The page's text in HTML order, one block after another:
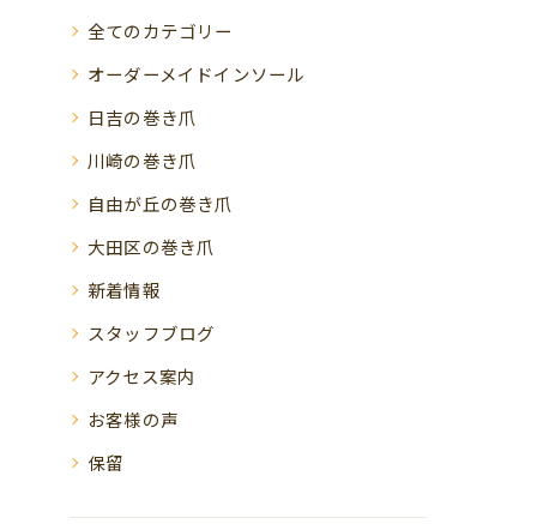
全てのカテゴリー
オーダーメイドインソール
日吉の巻き爪
川崎の巻き爪
自由が丘の巻き爪
大田区の巻き爪
新着情報
スタッフブログ
アクセス案内
お客様の声
保留